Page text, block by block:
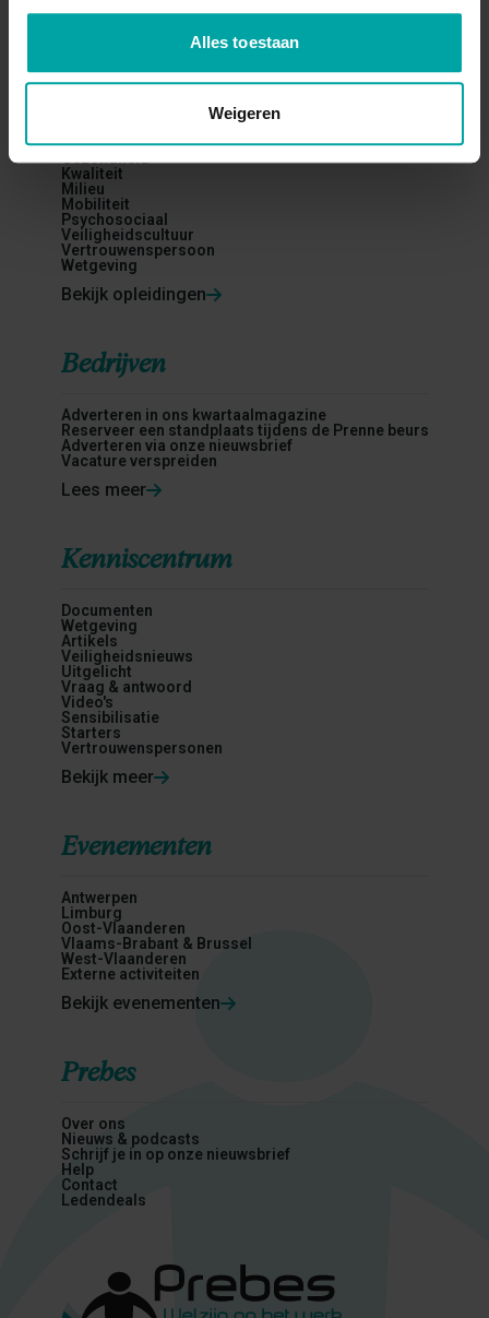
Alles toestaan
Weigeren
Opleidingen
Arbeidshygiëne
Ergonomie
Gezondheid
Kwaliteit
Milieu
Mobiliteit
Psychosociaal
Veiligheidscultuur
Vertrouwenspersoon
Wetgeving
Bekijk opleidingen
Bedrijven
Adverteren in ons kwartaalmagazine
Reserveer een standplaats tijdens de Prenne beurs
Adverteren via onze nieuwsbrief
Vacature verspreiden
Lees meer
Kenniscentrum
Documenten
Wetgeving
Artikels
Veiligheidsnieuws
Uitgelicht
Vraag & antwoord
Video's
Sensibilisatie
Starters
Vertrouwenspersonen
Bekijk meer
Evenementen
Antwerpen
Limburg
Oost-Vlaanderen
Vlaams-Brabant & Brussel
West-Vlaanderen
Externe activiteiten
Bekijk evenementen
Prebes
Over ons
Nieuws & podcasts
Schrijf je in op onze nieuwsbrief
Help
Contact
Ledendeals